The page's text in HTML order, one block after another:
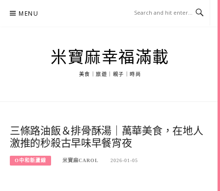
MENU
米寶麻幸福滿載
美食｜旅遊｜親子｜時尚
三條路油飯＆排骨酥湯｜萬華美食，在地人
激推的秒殺古早味早餐宵夜
O中和新蘆線 米寶麻CAROL 2026-01-05